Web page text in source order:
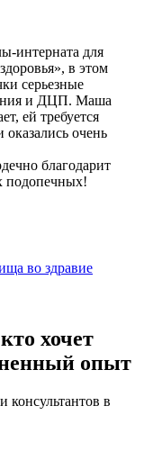
интерната для
в этом
серьезные
и ДЦП. Маша
ей требуется
очень
благодарит
подопечных!
во здравие
хочет
опыт
консультантов в